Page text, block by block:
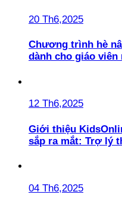
20 Th6,2025
Chương trình hè
dành cho giáo viên
12 Th6,2025
Giới thiệu
sắp ra mắt: Trợ lý
04 Th6,2025